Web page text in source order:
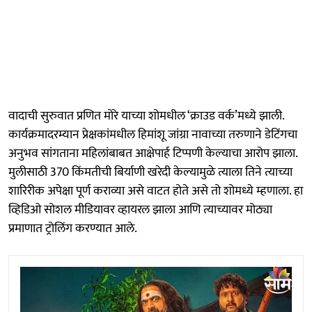
वादाची सुरुवात प्रणित मोरे याच्या शोमधील ‘क्राउड वर्क’मध्ये झाली.
कार्यक्रमादरम्यान प्रेक्षकांमधील हिमांशू जांग्रा नावाच्या तरुणाने डेटिंगचा
अनुभव सांगताना महिलांबाबत आक्षेपार्ह टिप्पणी केल्याचा आरोप झाला.
मुलीसाठी 370 किंमतीची बिर्याणी खरेदी केल्यामुळे त्याला तिने त्याच्या
शारिरीक अपेक्षा पूर्ण कराव्या असे वाटत होते असे तो शोमध्ये म्हणाला. हा
व्हिडिओ सोशल मीडियावर व्हायरल झाला आणि त्याच्यावर मोठ्या
प्रमाणात ट्रोलिंग करण्यात आले.